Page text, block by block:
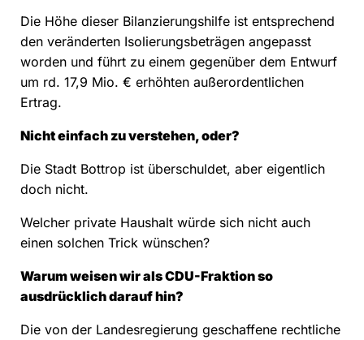
Die Höhe dieser Bilanzierungshilfe ist entsprechend
den veränderten Isolierungsbeträgen angepasst
worden und führt zu einem gegenüber dem Entwurf
um rd. 17,9 Mio. € erhöhten außerordentlichen
Ertrag.
Nicht einfach zu verstehen, oder?
Die Stadt Bottrop ist überschuldet, aber eigentlich
doch nicht.
Welcher private Haushalt würde sich nicht auch
einen solchen Trick wünschen?
Warum weisen wir als CDU-Fraktion so
ausdrücklich darauf hin?
Die von der Landesregierung geschaffene rechtliche